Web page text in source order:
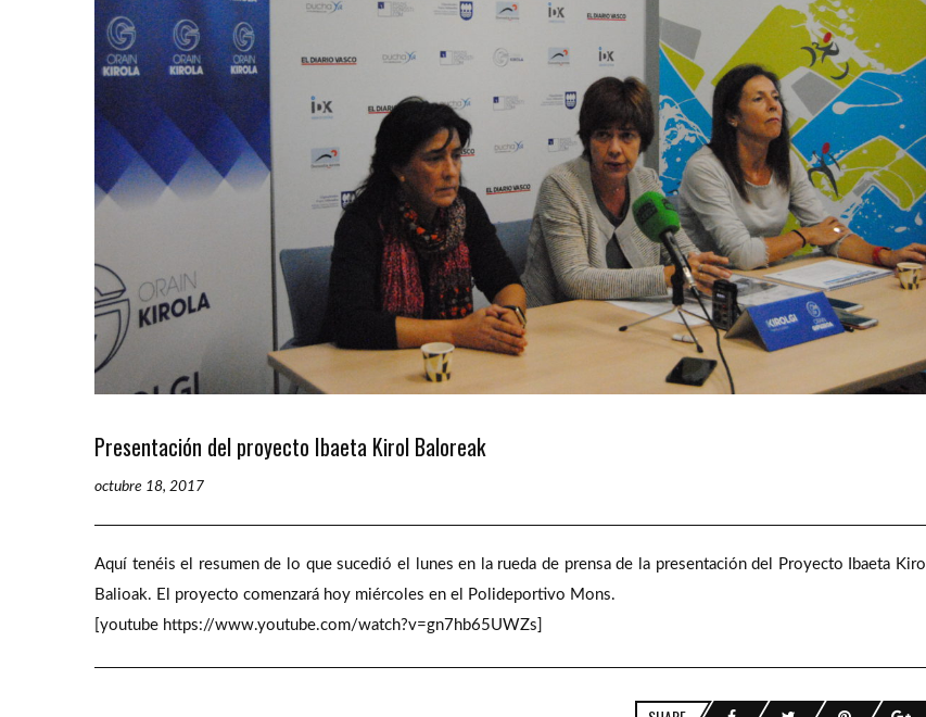
Presentación del proyecto Ibaeta Kirol Baloreak
octubre 18, 2017
Aquí tenéis el resumen de lo que sucedió el lunes en la rueda de prensa de la presentación del Proyecto Ibaeta Kirol
Balioak. El proyecto comenzará hoy miércoles en el Polideportivo Mons.
[youtube https://www.youtube.com/watch?v=gn7hb65UWZs]